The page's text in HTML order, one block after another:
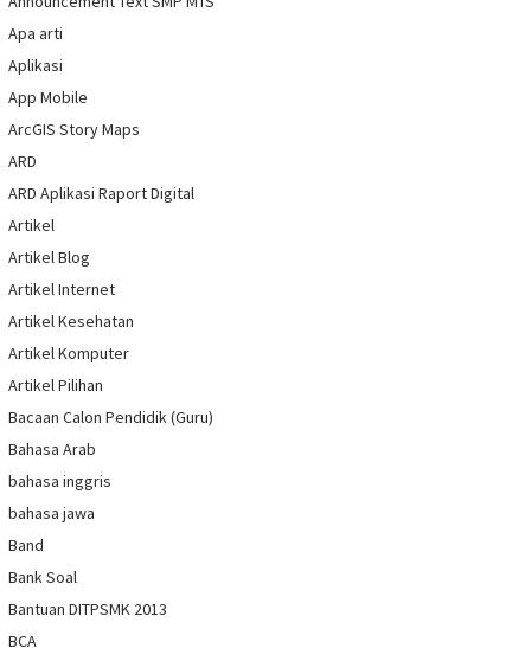
Apa arti
Aplikasi
App Mobile
ArcGIS Story Maps
ARD
ARD Aplikasi Raport Digital
Artikel
Artikel Blog
Artikel Internet
Artikel Kesehatan
Artikel Komputer
Artikel Pilihan
Bacaan Calon Pendidik (Guru)
Bahasa Arab
bahasa inggris
bahasa jawa
Band
Bank Soal
Bantuan DITPSMK 2013
BCA